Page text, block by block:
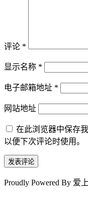
评论 *
显示名称 *
电子邮箱地址 *
网站地址
在此浏览器中保存
以便下次评论时使用。
Proudly Powered By 爱